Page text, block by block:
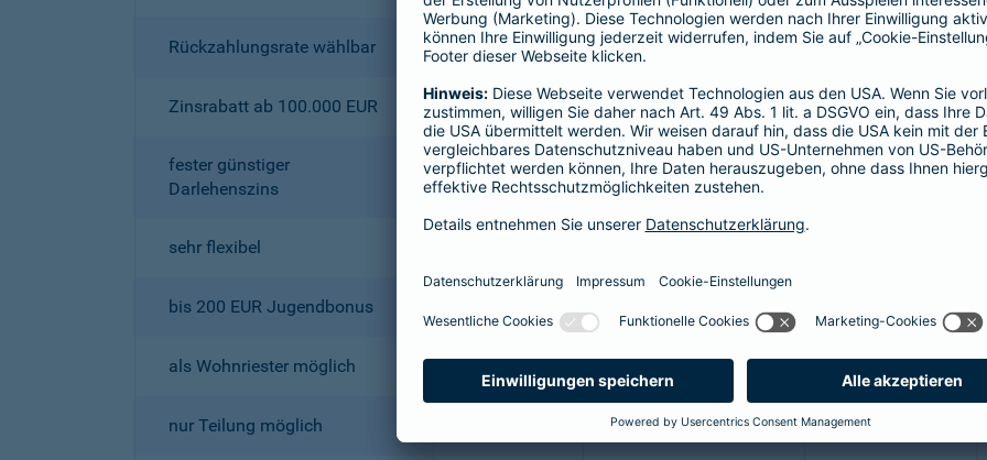
Rückzahlungsrate wählbar nicht enthalten nicht enthalten enthalten
Zinsrabatt ab 100.000 EUR nicht enthalten nicht enthalten enthalten
fester günstiger
Darlehenszins
enthalten enthalten enthalten
sehr flexibel
bis 200 EUR Jugendbonus
als Wohnriester möglich nicht enthalten nicht enthalten enthalten
nur Teilung möglich nicht enthalten